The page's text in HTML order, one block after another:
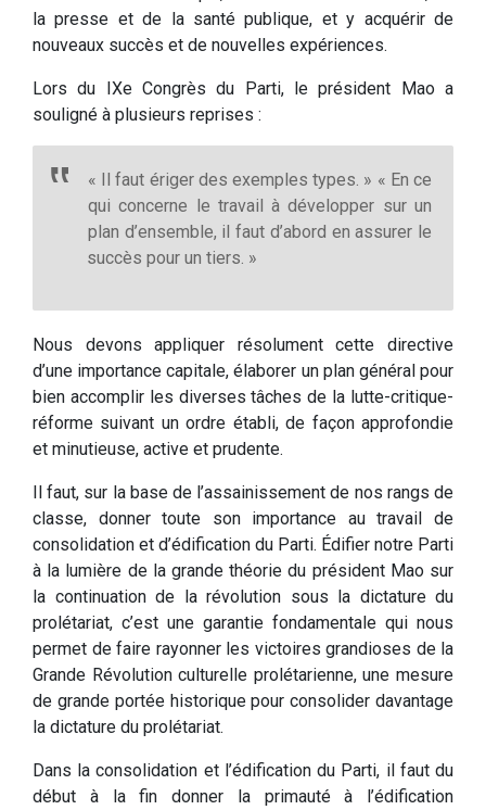
la presse et de la santé publique, et y acquérir de
nouveaux succès et de nouvelles expériences.
Lors du IXe Congrès du Parti, le président Mao a
souligné à plusieurs reprises :
« Il faut ériger des exemples types. » « En ce
qui concerne le travail à développer sur un
plan d’ensemble, il faut d’abord en assurer le
succès pour un tiers. »
Nous devons appliquer résolument cette directive
d’une importance capitale, élaborer un plan général pour
bien accomplir les diverses tâches de la lutte-critique-
réforme suivant un ordre établi, de façon approfondie
et minutieuse, active et prudente.
Il faut, sur la base de l’assainissement de nos rangs de
classe, donner toute son importance au travail de
consolidation et d’édification du Parti. Édifier notre Parti
à la lumière de la grande théorie du président Mao sur
la continuation de la révolution sous la dictature du
prolétariat, c’est une garantie fondamentale qui nous
permet de faire rayonner les victoires grandioses de la
Grande Révolution culturelle prolétarienne, une mesure
de grande portée historique pour consolider davantage
la dictature du prolétariat.
Dans la consolidation et l’édification du Parti, il faut du
début à la fin donner la primauté à l’édification